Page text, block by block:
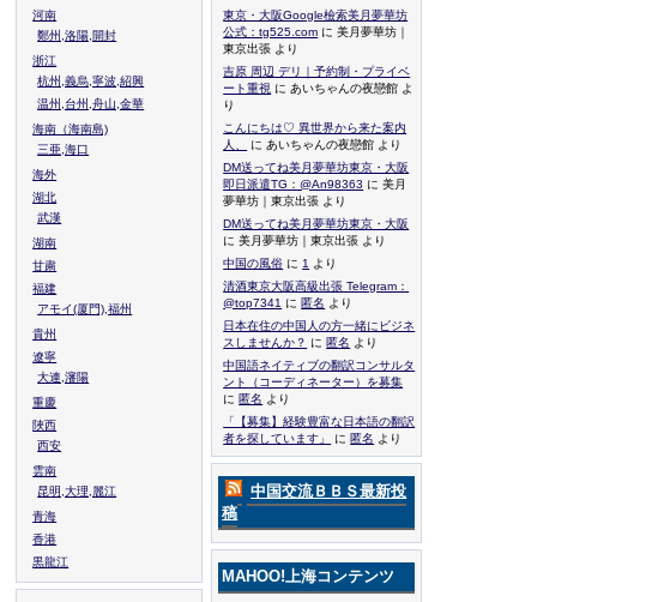
河南
鄭州,洛陽,開封
浙江
杭州,義烏,寧波,紹興
温州,台州,舟山,金華
海南（海南島)
三亜,海口
海外
湖北
武漢
湖南
甘粛
福建
アモイ(厦門),福州
貴州
遼寧
大連,瀋陽
重慶
陜西
西安
雲南
昆明,大理,麗江
青海
香港
黒龍江
東京・大阪Google檢索美月夢華坊
公式：tg525.com に 美月夢華坊｜
東京出張 より
吉原 周辺 デリ｜予約制・プライベ
ート重視 に あいちゃんの夜戀館 よ
り
こんにちは♡ 異世界から来た案内
人、
に あいちゃんの夜戀館 より
DM送ってね美月夢華坊東京・大阪
即日派遣TG：@An98363 に 美月
夢華坊｜東京出張 より
DM送ってね美月夢華坊東京・大阪
に 美月夢華坊｜東京出張 より
中国の風俗 に 1
より
清酒東京大阪高級出張 Telegram：
@top7341 に 匿名 より
日本在住の中国人の方一緒にビジネ
スしませんか？ に 匿名 より
中国語ネイティブの翻訳コンサルタ
ント（コーディネーター）を募集
に 匿名 より
「【募集】経験豊富な日本語の翻訳
者を探しています」
に 匿名 より
中国交流ＢＢＳ最新投
稿
MAHOO!上海コンテンツ